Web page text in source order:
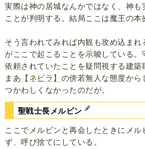
実際は神の居城なんかではなく、神も
ことが判明する。結局ここは魔王の本
そう言われてみれば内観も攻め込ま
がここで起こることを示唆している。
依頼されていたことを疑問視する建築
まあ 【ネビラ】 の傍若無人な態度か
つかわしくなかったのだが。
聖戦士長メルビン
ここでメルビンと再会したときにメ
ず、呼び捨てにしている。